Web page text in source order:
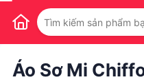
1
Áo Sơ Mi